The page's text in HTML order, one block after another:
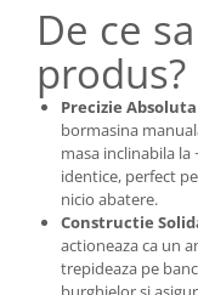
De ce
produs?
Precizie
bormasina
masa inclinabila la
identice, perfect
nicio abatere.
Constructie
actioneaza ca un
trepideaza pe